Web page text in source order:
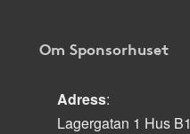
Om Sponsorhuset
Adress:
Lagergatan 1 Hus